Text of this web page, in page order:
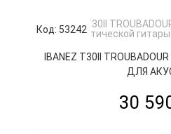
Код: 53242
IBANEZ T30II
ДЛЯ
30